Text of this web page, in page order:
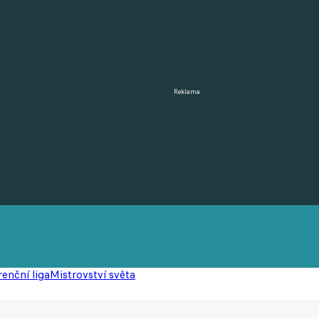
Reklama
ligaMistrovství světa